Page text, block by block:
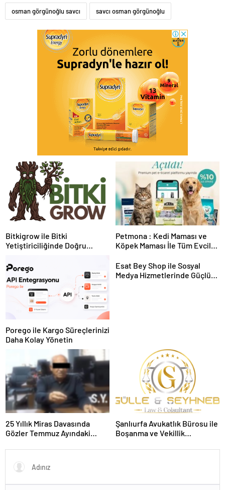
osman görgünoğlu savcı savcı osman görgünoğlu
Bitkigrow ile Bitki
Yetiştiriciliğinde Doğru
Petmona : Kedi Maması ve
Köpek Maması İle Tüm Evcil
Porego ile Kargo Süreçlerinizi
Daha Kolay Yönetin
Esat Bey Shop ile Sosyal
Medya Hizmetlerinde Güçlü
25 Yıllık Miras Davasında
Gözler Temmuz Ayındaki
Şanlıurfa Avukatlık Bürosu ile
Boşanma ve Vekillik